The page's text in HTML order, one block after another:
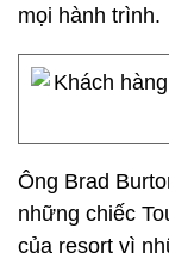
mọi hành trình.
Ông Brad
những chiếc
của resort vì